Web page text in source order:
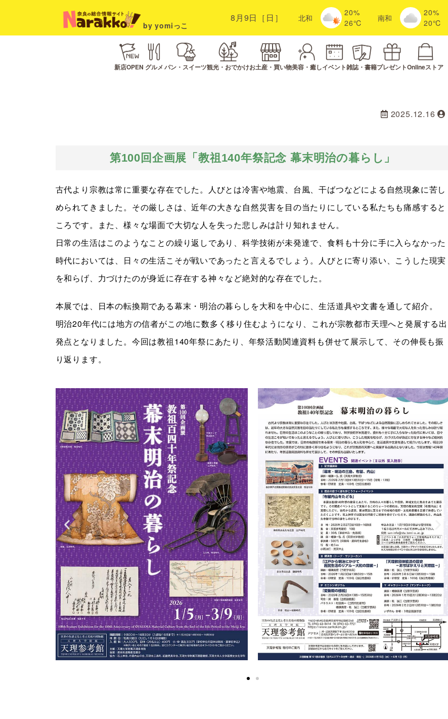
by yomiっこ
8月9日［日］ 北和
20%
26℃
南和
20%
20℃
新店OPEN グルメ パン・スイーツ観光・おでかけお土産・買い物美容・癒しイベント雑誌・書籍プレゼントOnlineストア
2025.12.16
第100回企画展 「教祖140年祭記念 幕末明治の暮らし」
古代より宗教は常に重要な存在でした。人びとは冷害や地震、台風、干ばつなどによる自然現象に苦し
められてきました。その厳しさは、近年の大きな自然災害を目の当たりにしている私たちも痛感すると
ころです。また、様々な場面で大切な人を失った悲しみは計り知れません。
日常の生活はこのようなことの繰り返しであり、科学技術が未発達で、食料も十分に手に入らなかった
時代においては、日々の生活こそが戦いであったと言えるでしょう。人びとに寄り添い、こうした現実
を和らげ、力づけたのが身近に存在する神々など絶対的な存在でした。
本展では、日本の転換期である幕末・明治の暮らしを大和を中心に、生活道具や文書を通して紹介。
明治20年代には地方の信者がこの地に数多く移り住むようになり、これが宗教都市天理へと発展する出
発点となりました。今回は教祖140年祭にあたり、年祭活動関連資料も併せて展示して、その伸長も振
り返ります。